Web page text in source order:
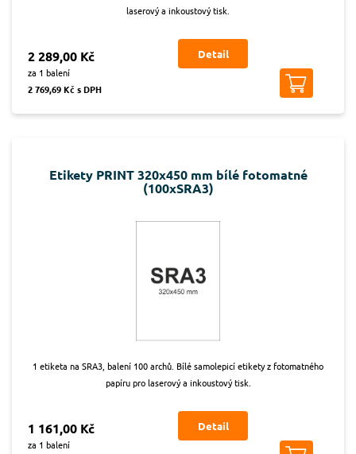
laserový a inkoustový tisk.
2 289,00 Kč
za 1 balení
2 769,69 Kč s DPH
Detail
Etikety PRINT 320x450 mm bílé fotomatné
(100xSRA3)
1 etiketa na SRA3, balení 100 archů. Bílé samolepicí etikety z fotomatného
papíru pro laserový a inkoustový tisk.
1 161,00 Kč
za 1 balení
Detail